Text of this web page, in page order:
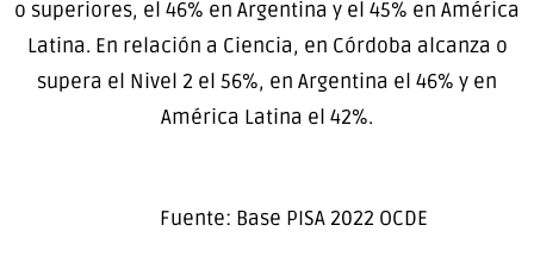
o superiores, el 46% en Argentina y el 45% en América
Latina. En relación a Ciencia, en Córdoba alcanza o
supera el Nivel 2 el 56%, en Argentina el 46% y en
América Latina el 42%.
Fuente: Base PISA 2022 OCDE